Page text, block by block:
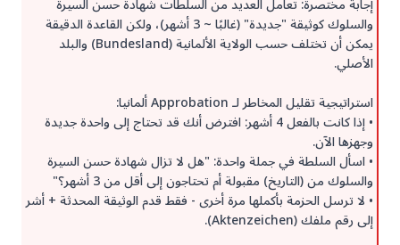
والسلوك كوثيقة "جديدة" (غالبًا ~ 3 أشهر)، ولكن القاعدة الدقيقة
يمكن أن تختلف حسب الولاية الألمانية (Bundesland) والبلد
الأصلي.
استراتيجية تقليل المخاطر لـ Approbation ألمانيا:
• إذا كانت بالفعل 4 أشهر: افترض أنك قد تحتاج إلى واحدة جديدة
وجهزها الآن.
• اسأل السلطة في جملة واحدة: "هل لا تزال شهادة حسن السيرة
والسلوك من (التاريخ) مقبولة أم تحتاجون إلى أقل من 3 أشهر؟"
• لا ترسل الحزمة بأكملها مرة أخرى - فقط قدم الوثيقة المحدثة + أشر
إلى رقم ملفك (Aktenzeichen).